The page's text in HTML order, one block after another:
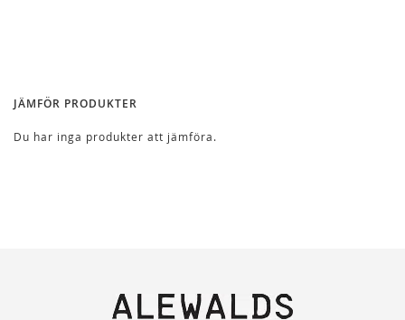
JÄMFÖR PRODUKTER
Du har inga produkter att jämföra.